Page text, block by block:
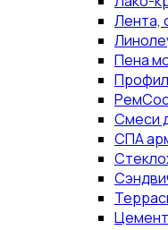
Лента,
Пена
Смеси
СПА